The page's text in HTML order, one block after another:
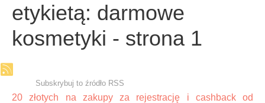
etykietą: darmowe
kosmetyki - strona 1
Subskrybuj to źródło RSS
20 złotych na zakupy za rejestrację i cashback od